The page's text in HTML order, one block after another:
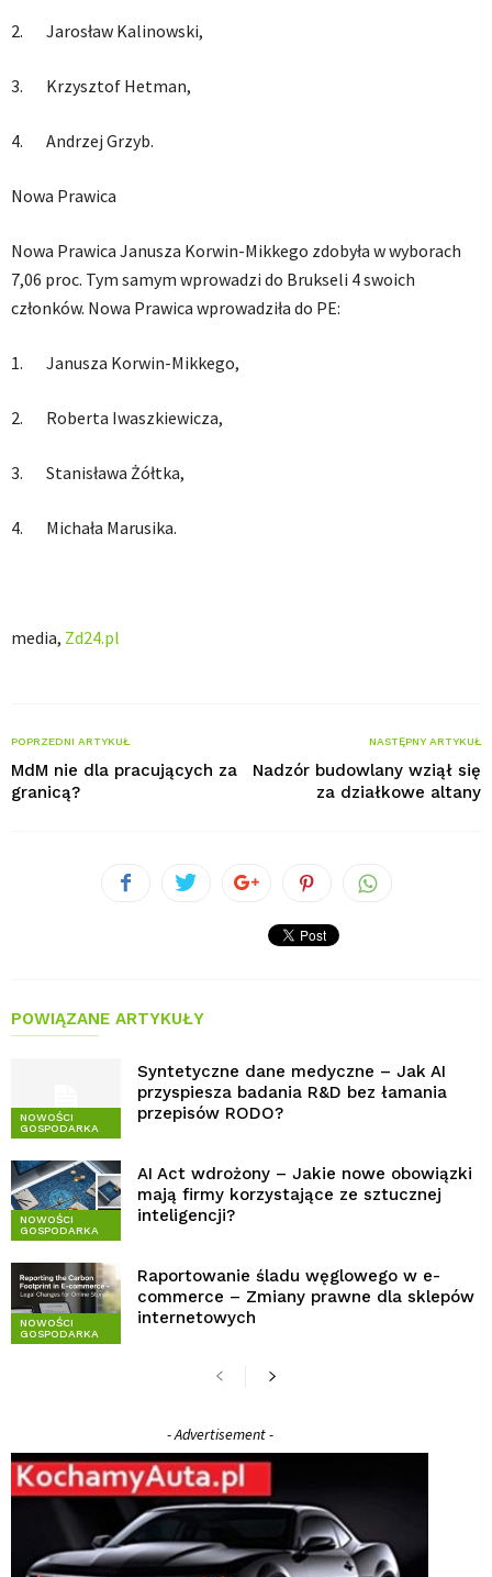
2. Jarosław Kalinowski,
3. Krzysztof Hetman,
4. Andrzej Grzyb.
Nowa Prawica
Nowa Prawica Janusza Korwin-Mikkego zdobyła w wyborach
7,06 proc. Tym samym wprowadzi do Brukseli 4 swoich
członków. Nowa Prawica wprowadziła do PE:
1. Janusza Korwin-Mikkego,
2. Roberta Iwaszkiewicza,
3. Stanisława Żółtka,
4. Michała Marusika.
media, Zd24.pl
POPRZEDNI ARTYKUŁ
MdM nie dla pracujących za
granicą?
NASTĘPNY ARTYKUŁ
Nadzór budowlany wziął się
za działkowe altany
POWIĄZANE ARTYKUŁY
NOWOŚCI
GOSPODARKA
Syntetyczne dane medyczne – Jak AI
przyspiesza badania R&D bez łamania
przepisów RODO?
NOWOŚCI
GOSPODARKA
AI Act wdrożony – Jakie nowe obowiązki
mają firmy korzystające ze sztucznej
inteligencji?
NOWOŚCI
GOSPODARKA
Raportowanie śladu węglowego w e-
commerce – Zmiany prawne dla sklepów
internetowych
- Advertisement -